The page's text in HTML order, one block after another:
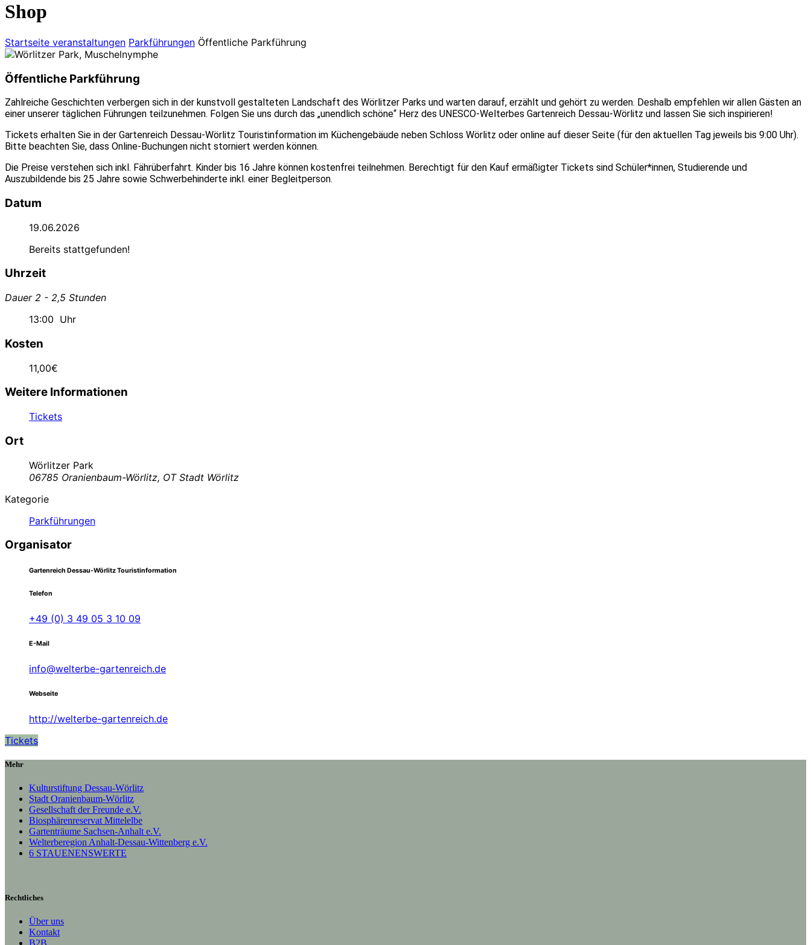
Shop
Startseite veranstaltungen Parkführungen Öffentliche Parkführung
Öffentliche Parkführung
Zahlreiche Geschichten verbergen sich in der kunstvoll gestalteten Landschaft des Wörlitzer Parks und warten darauf, erzählt und gehört zu werden. Deshalb empfehlen wir allen Gästen an
einer unserer täglichen Führungen teilzunehmen. Folgen Sie uns durch das „unendlich schöne“ Herz des UNESCO-Welterbes Gartenreich Dessau-Wörlitz und lassen Sie sich inspirieren!
Tickets erhalten Sie in der Gartenreich Dessau-Wörlitz Touristinformation im Küchengebäude neben Schloss Wörlitz oder online auf dieser Seite (für den aktuellen Tag jeweils bis 9:00 Uhr).
Bitte beachten Sie, dass Online-Buchungen nicht storniert werden können.
Die Preise verstehen sich inkl. Fährüberfahrt. Kinder bis 16 Jahre können kostenfrei teilnehmen. Berechtigt für den Kauf ermäßigter Tickets sind Schüler*innen, Studierende und
Auszubildende bis 25 Jahre sowie Schwerbehinderte inkl. einer Begleitperson.
Datum
19.06.2026
Bereits stattgefunden!
Uhrzeit
Dauer 2 - 2,5 Stunden
13:00 Uhr
Kosten
11,00€
Weitere Informationen
Tickets
Ort
Wörlitzer Park
06785 Oranienbaum-Wörlitz, OT Stadt Wörlitz
Kategorie
Parkführungen
Organisator
Gartenreich Dessau-Wörlitz Touristinformation
Telefon
+49 (0) 3 49 05 3 10 09
E-Mail
info@welterbe-gartenreich.de
Webseite
http://welterbe-gartenreich.de
Tickets
Mehr
Kulturstiftung Dessau-Wörlitz
Stadt Oranienbaum-Wörlitz
Gesellschaft der Freunde e.V.
Biosphärenreservat Mittelelbe
Gartenträume Sachsen-Anhalt e.V.
Welterberegion Anhalt-Dessau-Wittenberg e.V.
6 STAUENENSWERTE
Rechtliches
Über uns
Kontakt
B2B